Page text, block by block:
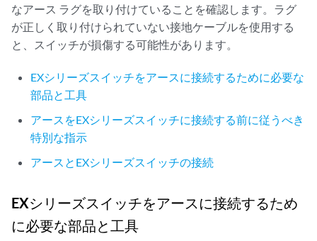
なアース ラグを取り付けていることを確認します。ラグ
が正しく取り付けられていない接地ケーブルを使用する
と、スイッチが損傷する可能性があります。
EXシリーズスイッチをアースに接続するために必要な
部品と工具
アースをEXシリーズスイッチに接続する前に従うべき
特別な指示
アースとEXシリーズスイッチの接続
EXシリーズスイッチをアースに接続するため
に必要な部品と工具